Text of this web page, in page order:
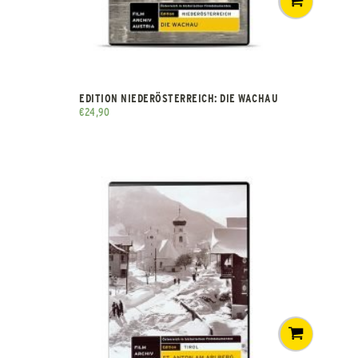
EDITION NIEDERÖSTERREICH: DIE WACHAU
€24,90